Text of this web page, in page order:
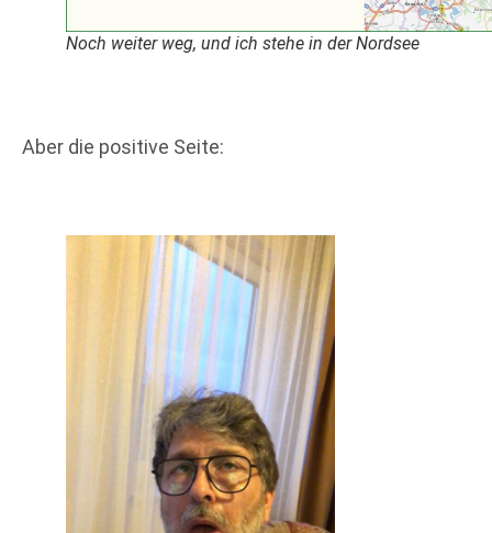
Noch weiter weg, und ich stehe in der Nordsee
Aber die positive Seite: